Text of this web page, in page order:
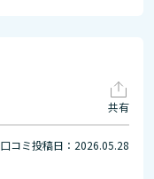
共有
口コミ投稿日：2026.05.28